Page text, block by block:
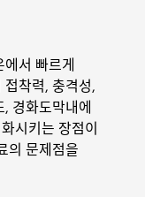
서 빠르게
접착력, 충격성,
경화도막내에
시키는 장점이
의 문제점을